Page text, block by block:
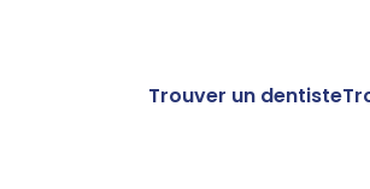
Trouver un dentiste